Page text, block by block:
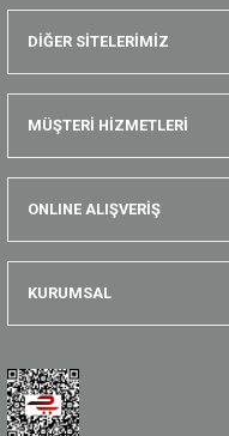
DİĞER SİTELERİMİZ
MÜŞTERİ HİZMETLERİ
ONLINE ALIŞVERİŞ
KURUMSAL